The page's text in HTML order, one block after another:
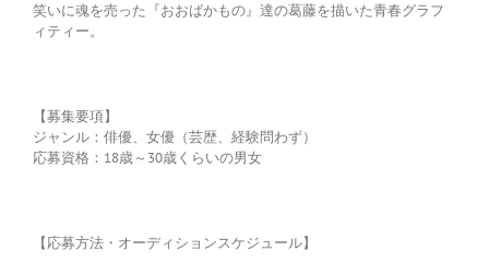
笑いに魂を売った『おおばかもの』達の葛藤を描いた青春グラフ
ィティー。
【募集要項】
ジャンル：俳優、女優（芸歴、経験問わず）
応募資格：18歳～30歳くらいの男女
【応募方法・オーディションスケジュール】